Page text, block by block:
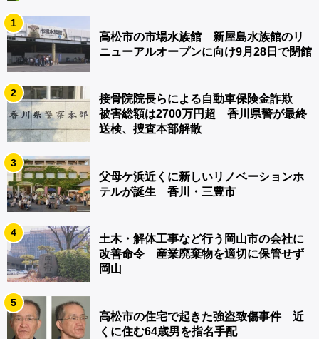
1
高松市の市場水族館 新屋島水族館のリ
ニューアルオープンに向け9月28日で閉館
2
接骨院院長らによる自動車保険金詐欺
被害総額は2700万円超 香川県警が最終
送検、捜査本部解散
3
父母ケ浜近くに新しいリノベーションホ
テルが誕生 香川・三豊市
4
土木・解体工事など行う岡山市の会社に
改善命令 産業廃棄物を適切に保管せず
岡山
5
高松市の住宅で起きた強盗致傷事件 近
くに住む64歳男を指名手配